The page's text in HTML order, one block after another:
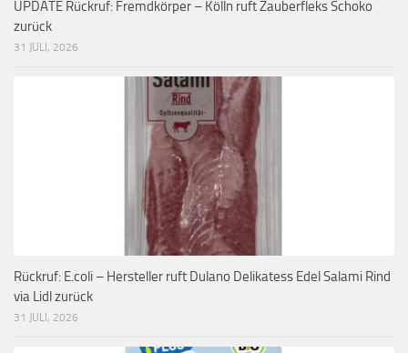
UPDATE Rückruf: Fremdkörper – Kölln ruft Zauberfleks Schoko
zurück
31 JULI, 2026
Rückruf: E.coli – Hersteller ruft Dulano Delikatess Edel Salami Rind
via Lidl zurück
31 JULI, 2026